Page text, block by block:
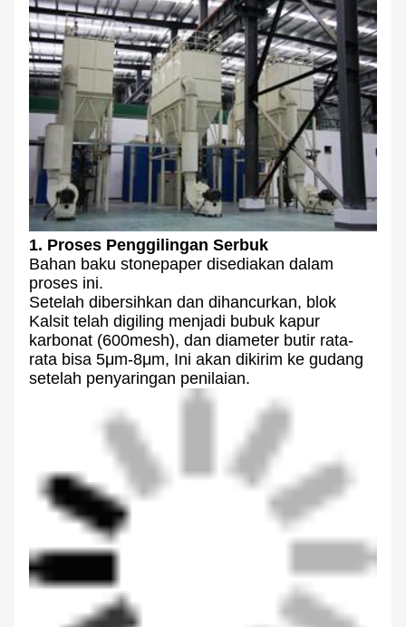
1. Proses Penggilingan Serbuk
Bahan baku stonepaper disediakan dalam
proses ini.
Setelah dibersihkan dan dihancurkan, blok
Kalsit telah digiling menjadi bubuk kapur
karbonat (600mesh), dan diameter butir rata-
rata bisa 5μm-8μm, Ini akan dikirim ke gudang
setelah penyaringan penilaian.